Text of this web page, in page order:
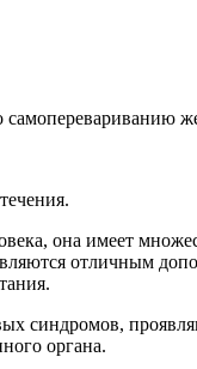
она имеет
отличным
синдромов,
органа.